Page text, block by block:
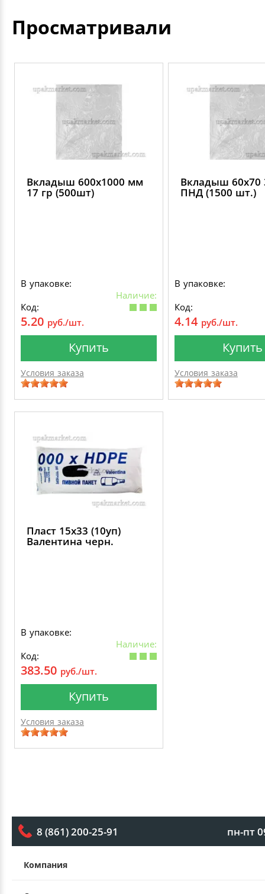
Просматривали
Вкладыш 600х1000 мм
17 гр (500шт)
В упаковке:
Наличие:
Код:
5.20 руб./шт.
Купить
Условия заказа
Вкладыш 60х70
ПНД (1500 шт.)
В упаковке:
Код:
4.14 руб./шт.
Купить
Условия заказа
Пласт 15х33 (10уп)
Валентина черн.
В упаковке:
Наличие:
Код:
383.50 руб./шт.
Купить
Условия заказа
8 (861) 200-25-91 пн-пт
Компания